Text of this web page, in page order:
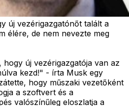
új vezérigazgatónőt talált a
élére, de nem nevezte meg
új vezérigazgatója van az
kezd!" - írta Musk egy
hogy műszaki vezetőként
a szoftvert és a
valószínűleg eloszlatja a